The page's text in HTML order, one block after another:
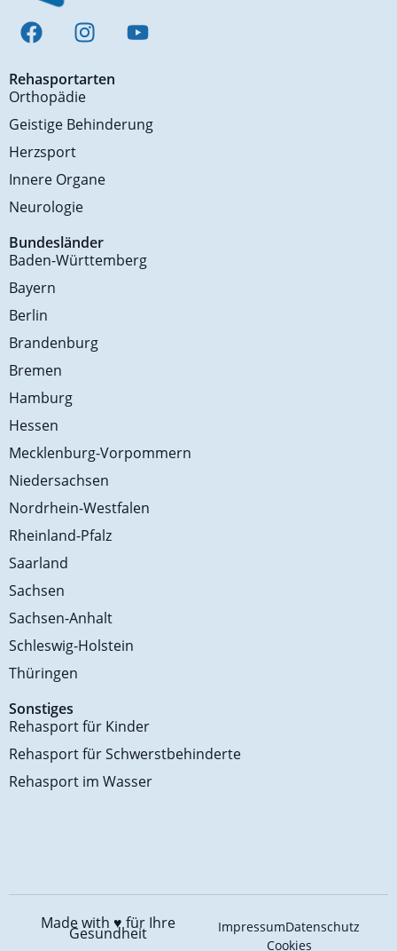
Rehasportarten
Orthopädie
Geistige Behinderung
Herzsport
Innere Organe
Neurologie
Bundesländer
Baden-Württemberg
Bayern
Berlin
Brandenburg
Bremen
Hamburg
Hessen
Mecklenburg-Vorpommern
Niedersachsen
Nordrhein-Westfalen
Rheinland-Pfalz
Saarland
Sachsen
Sachsen-Anhalt
Schleswig-Holstein
Thüringen
Sonstiges
Rehasport für Kinder
Rehasport für Schwerstbehinderte
Rehasport im Wasser
Made with ♥️für Ihre
Gesundheit ImpressumDatenschutz
Cookies